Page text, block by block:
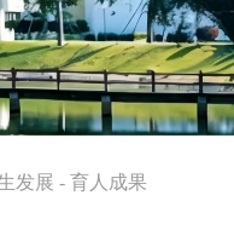
发展 - 育人成果